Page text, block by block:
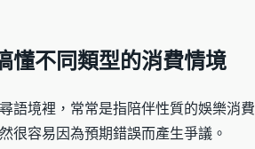
懂不同類型的消費情境
語境裡，常常是指陪伴性質的娛樂消
很容易因為預期錯誤而產生爭議。